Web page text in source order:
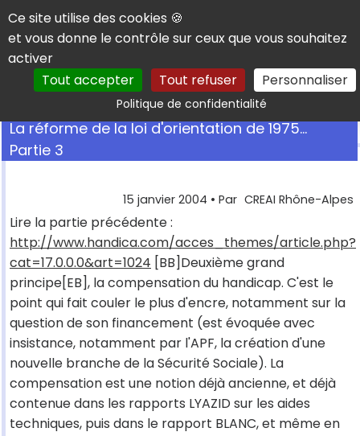
Panneau de gestion des cookies
Ce site utilise des cookies 🍪
et vous donne le contrôle sur ceux que vous souhaitez
activer
Tout accepter
Tout refuser Personnaliser
Politique de confidentialitéRechercher
La réforme de la loi d'orientation de 1975...
Partie 3
15 janvier 2004 • Par CREAI Rhône-Alpes
Lire la partie précédente :
http://www.handica.com/acces_themes/article.php?
cat=17.0.0.0&art=1024 [BB]Deuxième grand
principe[EB], la compensation du handicap. C'est le
point qui fait couler le plus d'encre, notamment sur la
question de son financement (est évoquée avec
insistance, notamment par l'APF, la création d'une
nouvelle branche de la Sécurité Sociale). La
compensation est une notion déjà ancienne, et déjà
contenue dans les rapports LYAZID sur les aides
techniques, puis dans le rapport BLANC, et même en